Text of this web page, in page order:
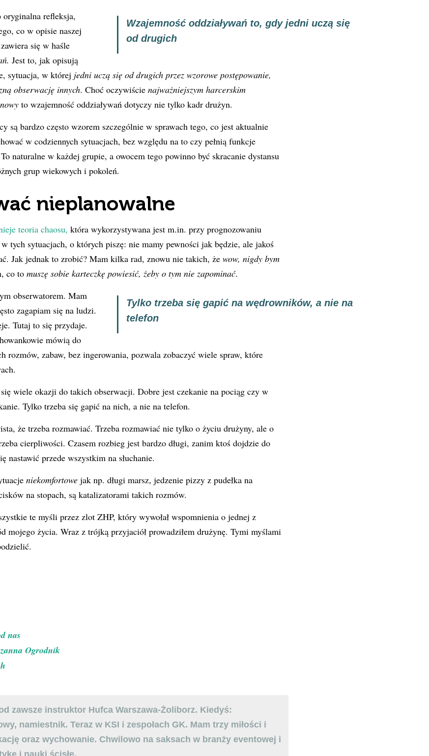
Wzajemność oddziaływań to, gdy jedni uczą się
od drugich
oryginalna refleksja,
co w opisie naszej
się w haśle
Jest to, jak opisują
sytuacja, w której jedni uczą się od drugich przez wzorowe postępowanie,
obserwację innych. Choć oczywiście najważniejszym harcerskim
to wzajemność oddziaływań dotyczy nie tylko kadr drużyn.
są bardzo często wzorem szczególnie w sprawach tego, co jest aktualnie
w codziennych sytuacjach, bez względu na to czy pełnią funkcje
naturalne w każdej grupie, a owocem tego powinno być skracanie dystansu
grup wiekowych i pokoleń.
nieplanowalne
teoria chaosu, która wykorzystywana jest m.in. przy prognozowaniu
tych sytuacjach, o których piszę: nie mamy pewności jak będzie, ale jakoś
Jak jednak to zrobić? Mam kilka rad, znowu nie takich, że wow, nigdy bym
co to muszę sobie karteczkę powiesić, żeby o tym nie zapominać.
Tylko trzeba się gapić na wędrowników, a nie na
telefon
obserwatorem. Mam
zagapiam się na ludzi.
Tutaj to się przydaje.
mówią do
rozmów, zabaw, bez ingerowania, pozwala zobaczyć wiele spraw, które
wiele okazji do takich obserwacji. Dobre jest czekanie na pociąg czy w
Tylko trzeba się gapić na nich, a nie na telefon.
że trzeba rozmawiać. Trzeba rozmawiać nie tylko o życiu drużyny, ale o
cierpliwości. Czasem rozbieg jest bardzo długi, zanim ktoś dojdzie do
nastawić przede wszystkim na słuchanie.
niekomfortowejak np. długi marsz, jedzenie pizzy z pudełka na
na stopach, są katalizatorami takich rozmów.
te myśli przez zlot ZHP, który wywołał wspomnienia o jednej z
mojego życia. Wraz z trójką przyjaciół prowadziłem drużynę. Tymi myślami
nas
Ogrodnik
zawsze instruktor Hufca Warszawa-Żoliborz. Kiedyś:
namiestnik. Teraz w KSI i zespołach GK. Mam trzy miłości i
oraz wychowanie. Chwilowo na saksach w branży eventowej i
i nauki ścisłe.